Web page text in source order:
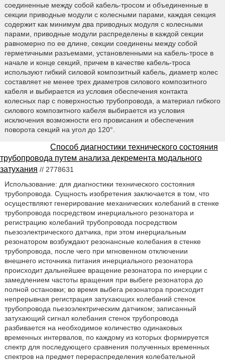
соединенные между собой кабель-тросом и объединенные в
секции приводные модули с колесными парами, каждая секция
содержит как минимум два приводных модуля с колесными
парами, приводные модули распределены в каждой секции
равномерно по ее длине, секции соединены между собой
герметичными разъемами, установленными на кабель-тросе в
начале и конце секций, причем в качестве кабель-троса
используют гибкий силовой композитный кабель, диаметр колес
составляет не менее трех диаметров силового композитного
кабеля и выбирается из условия обеспечения контакта
колесных пар с поверхностью трубопровода, а материал гибкого
силового композитного кабеля выбирается из условия
исключения возможности его провисания и обеспечения
поворота секций на угол до 120°.
Способ диагностики технического состояния
трубопровода путем анализа декремента модального
затухания // 2778631
Использование: для диагностики технического состояния
трубопровода. Сущность изобретения заключается в том, что
осуществляют генерирование механических колебаний в стенке
трубопровода посредством инерциального резонатора и
регистрацию колебаний трубопровода посредством
пьезоэлектрического датчика, при этом инерциальным
резонатором возбуждают резонансные колебания в стенке
трубопровода, после чего при мгновенном отключении
внешнего источника питания инерциального резонатора
происходит дальнейшее вращение резонатора по инерции с
замедлением частоты вращения при выбеге резонатора до
полной остановки; во время выбега резонатора происходит
непрерывная регистрация затухающих колебаний стенок
трубопровода пьезоэлектрическим датчиком; записанный
затухающий сигнал колебания стенок трубопровода
разбивается на необходимое количество одинаковых
временных интервалов, по каждому из которых формируется
спектр для последующего сравнения полученных временных
спектров на предмет перераспределения колебательной